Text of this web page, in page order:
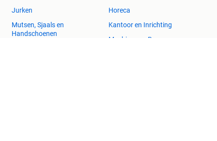
Jurken
Mutsen, Sjaals en
Handschoenen
Horeca
Kantoor en Inrichting
Machines en Bouw